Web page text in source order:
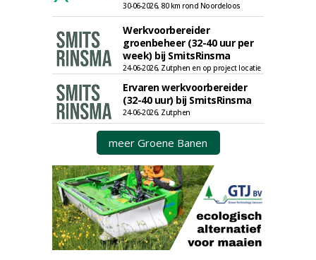
30-06-2026, 80 km rond Noordeloos
Werkvoorbereider
groenbeheer (32-40 uur per
week) bij SmitsRinsma
24-06-2026, Zutphen en op project locatie
Ervaren werkvoorbereider
(32-40 uur) bij SmitsRinsma
24-06-2026, Zutphen
meer Groene Banen